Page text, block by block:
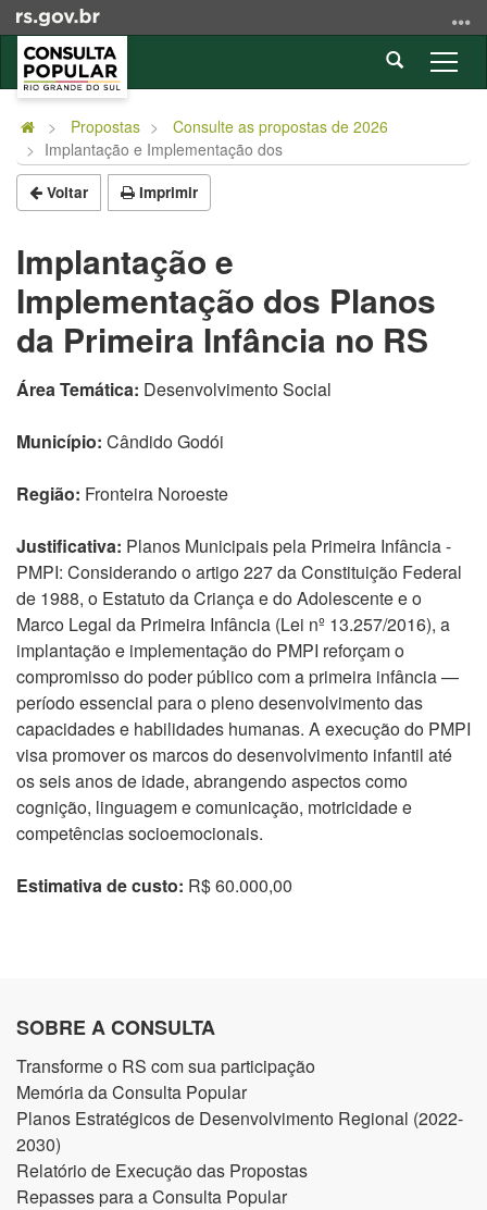
para
conteúdo
para
menu
para
busca
a
Abrir
a
Início
conteúdo
Propostas
Consulte as propostas de 2026
Implantação e Implementação dos
Voltar Imprimir
Implantação e
Implementação dos Planos
da Primeira Infância no RS
Área Temática: Desenvolvimento Social
Município: Cândido Godói
Região: Fronteira Noroeste
Justificativa: Planos Municipais pela Primeira Infância -
PMPI: Considerando o artigo 227 da Constituição Federal
de 1988, o Estatuto da Criança e do Adolescente e o
Marco Legal da Primeira Infância (Lei nº 13.257/2016), a
implantação e implementação do PMPI reforçam o
compromisso do poder público com a primeira infância —
período essencial para o pleno desenvolvimento das
capacidades e habilidades humanas. A execução do PMPI
visa promover os marcos do desenvolvimento infantil até
os seis anos de idade, abrangendo aspectos como
cognição, linguagem e comunicação, motricidade e
competências socioemocionais.
Estimativa de custo: R$ 60.000,00
SOBRE A CONSULTA
Transforme o RS com sua participação
Memória da Consulta Popular
Planos Estratégicos de Desenvolvimento Regional (2022-
2030)
Relatório de Execução das Propostas
Repasses para a Consulta Popular